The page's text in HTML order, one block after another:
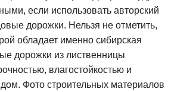
если использовать авторский
дорожки. Нельзя не отметить,
обладает именно сибирская
дорожки из лиственницы
влагостойкостью и
Фото строительных материалов